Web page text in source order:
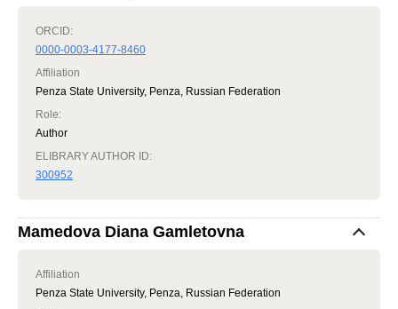
ORCID:
0000-0003-4177-8460
Affiliation
Penza State University, Penza, Russian Federation
Role:
Author
ELIBRARY AUTHOR ID:
300952
Mamedova Diana Gamletovna
Affiliation
Penza State University, Penza, Russian Federation